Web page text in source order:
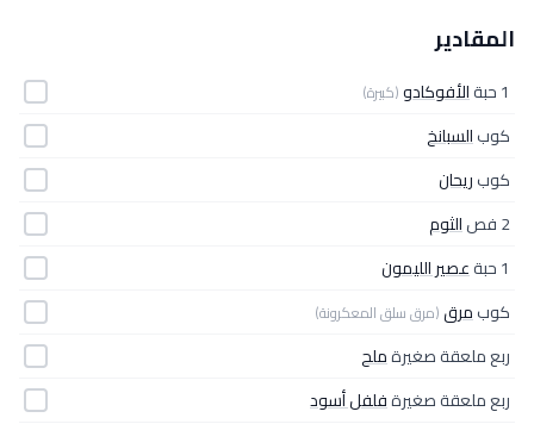
المقادير
1 حبة الأفوكادو(كبيرة)
كوبالسبانخ
كوبريحان
2 فص
الثوم
1 حبة
عصير الليمون
كوبمرق(مرق سلق المعكرونة)
ربع ملعقة صغيرةملح
ربع ملعقة صغيرةفلفل أسود